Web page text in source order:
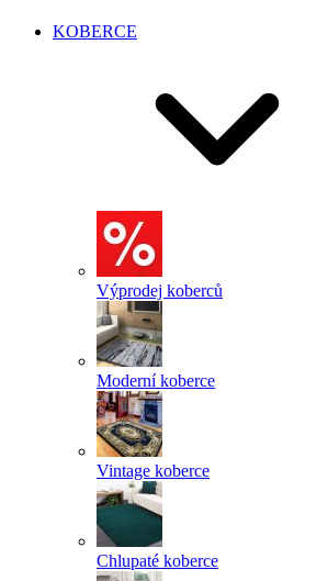
KOBERCE
Výprodej koberců
Moderní koberce
Vintage koberce
Chlupaté koberce